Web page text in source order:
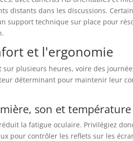
distants dans les discussions.
support technique sur place pour
et l'ergonomie
plusieurs heures, voire des
déterminant pour maintenir leur
son et température
la fatigue oculaire. Privilégiez
pour contrôler les reflets sur les